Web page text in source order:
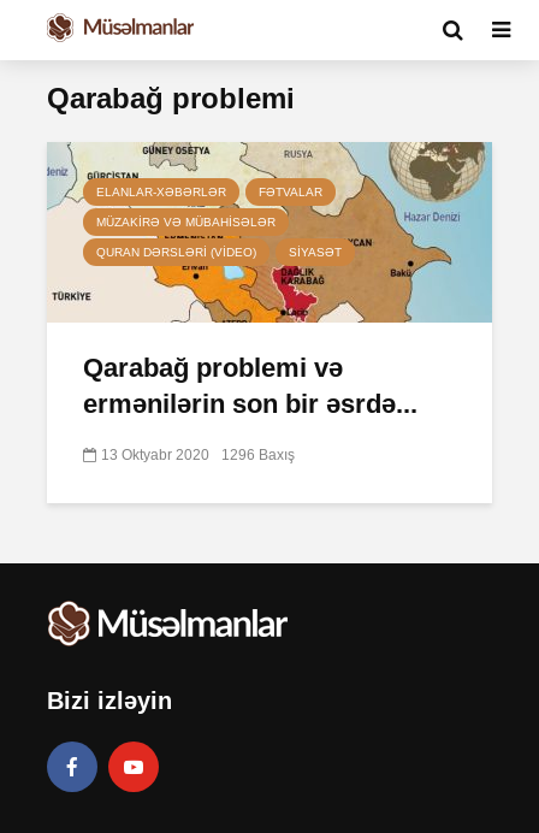
Qarabağ problemi
ELANLAR-XƏBƏRLƏR FƏTVALAR
MÜZAKIRƏ VƏ MÜBAHISƏLƏR
QURAN DƏRSLƏRI (VIDEO) SIYASƏT
Qarabağ problemi və
ermənilərin son bir əsrdə...
13 Oktyabr 2020 1296 Baxış
Bizi izləyin